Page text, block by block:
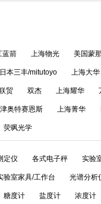
蓝箭 上海物光 美国蒙
日本三丰/mitutoyo 上海大华
贸 双杰 上海耀华
奥特赛恩斯 上海菁华
荧飒光学
定仪 各式电子秤 实验
验室家具/工作台 光谱分析
糖度计 盐度计 浓度计